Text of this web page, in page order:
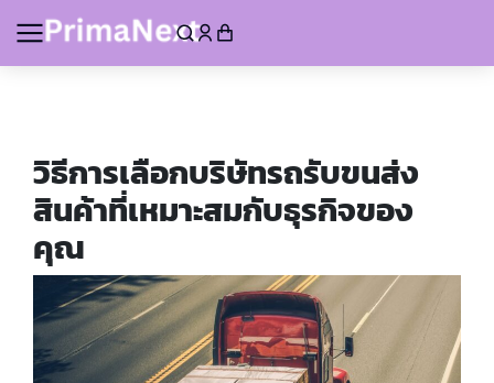
วิธีการเลือกบริษัทรถรับขนส่ง
สินค้าที่เหมาะสมกับธุรกิจของ
คุณ